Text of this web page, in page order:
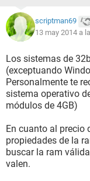
scriptman69
13 may 2014 a
Los sistemas de
(exceptuando
Personalmente te
sistema operativo
módulos de 4GB)
En cuanto al precio
propiedades de la
buscar la ram
valen.